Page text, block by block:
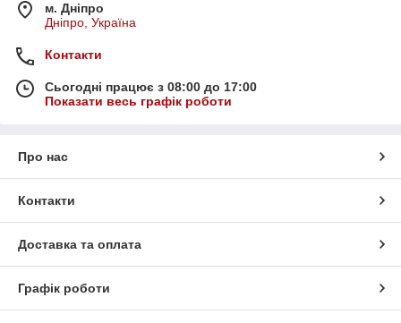
м. Дніпро
Дніпро, Україна
Контакти
Сьогодні працює з 08:00 до 17:00
Показати весь графік роботи
Про нас
Контакти
Доставка та оплата
Графік роботи